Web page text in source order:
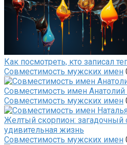
Как посмотреть, кто записал
Совместимость мужских имен
Совместимость имен
Совместимость мужских имен
Желтый скорпион: загадочный
удивительная жизнь
Совместимость мужских имен